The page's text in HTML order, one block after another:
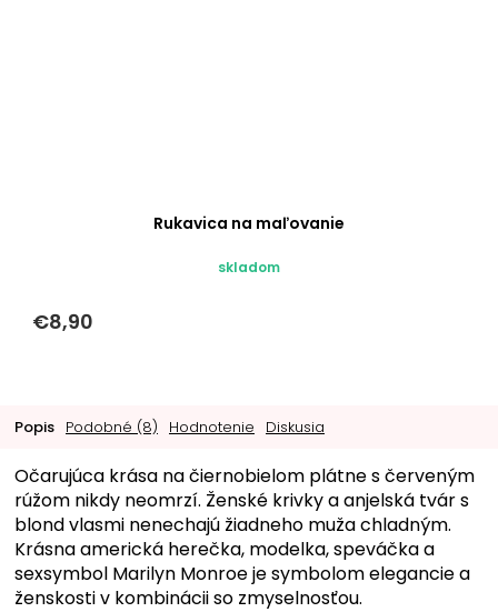
Rukavica na maľovanie
skladom
€8,90
Popis Podobné (8) Hodnotenie Diskusia
Očarujúca krása na čiernobielom plátne s červeným
rúžom nikdy neomrzí. Ženské krivky a anjelská tvár s
blond vlasmi nenechajú žiadneho muža chladným.
Krásna americká herečka, modelka, speváčka a
sexsymbol Marilyn Monroe je symbolom elegancie a
ženskosti v kombinácii so zmyselnosťou.